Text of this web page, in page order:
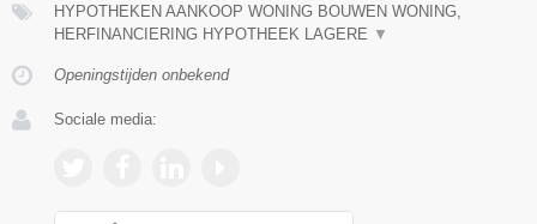
HYPOTHEKEN AANKOOP WONING BOUWEN WONING,
HERFINANCIERING HYPOTHEEK LAGERE ▼
Openingstijden onbekend
Sociale media: